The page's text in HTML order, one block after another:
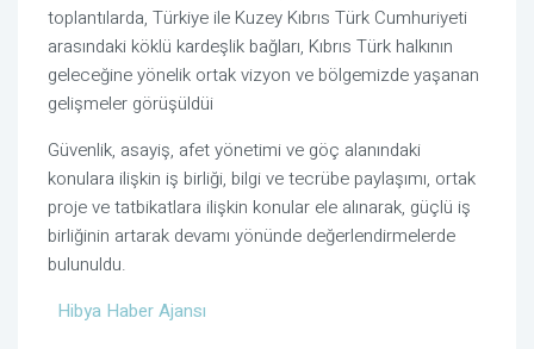
toplantılarda, Türkiye ile Kuzey Kıbrıs Türk Cumhuriyeti
arasındaki köklü kardeşlik bağları, Kıbrıs Türk halkının
geleceğine yönelik ortak vizyon ve bölgemizde yaşanan
gelişmeler görüşüldüi
Güvenlik, asayiş, afet yönetimi ve göç alanındaki
konulara ilişkin iş birliği, bilgi ve tecrübe paylaşımı, ortak
proje ve tatbikatlara ilişkin konular ele alınarak, güçlü iş
birliğinin artarak devamı yönünde değerlendirmelerde
bulunuldu.
Hibya Haber Ajansı